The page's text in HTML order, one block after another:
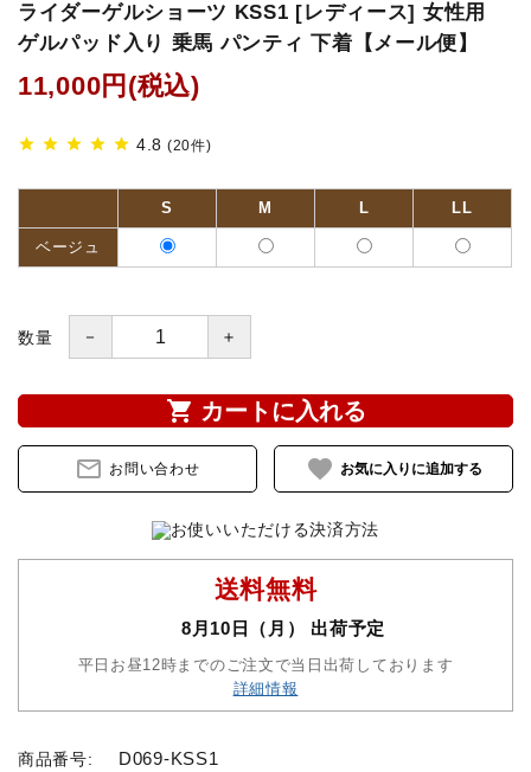
鐙(あぶみ)・鐙革
ゼッケン・パッド
頭絡・手綱・ハミ・耳ネット
ホルター・ロープ
馬プロテクター・肢巻・わんこ
手入れ用品・厩舎用品
馬着
馬グッズ・アクセサリー
本・雑誌
ライダーゲルショーツ KSS1 [レディース] 女性用
ゲルパッド入り 乗馬 パンティ 下着【メール便】
11,000円(税込)
star star star star star 4.8 (20件)
S M L LL
ベージュ
数量 － ＋
shopping_cart カートに入れる
mail_outline お問い合わせ favorite
送料無料
8月10日（月） 出荷予定
平日お昼12時までのご注文で当日出荷しております
詳細情報
商品番号: D069-KSS1